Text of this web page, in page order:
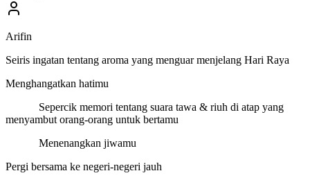
Arifin
Seiris ingatan tentang aroma yang menguar menjelang Hari Raya
Menghangatkan hatimu
Sepercik memori tentang suara tawa & riuh di atap yang
menyambut orang-orang untuk bertamu
Menenangkan jiwamu
Pergi bersama ke negeri-negeri jauh